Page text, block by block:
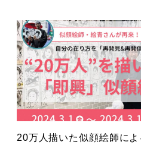
20万人描いた似顔絵師に